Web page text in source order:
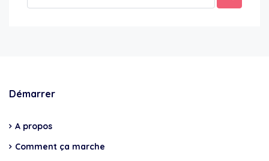
Démarrer
A propos
Comment ça marche